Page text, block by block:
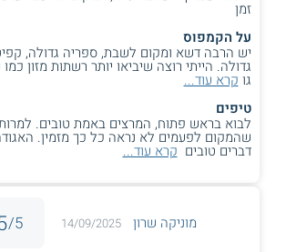
לאנשי כוחות הביטחון שברצונם להשתלב
הפרישה מצה"ל, תכנית "תמורות" ללמידה
מעורבות ואקטיביזם, תכנית "שח"ף" ללמידה
כמו כן, המכללה האקדמית ע"ש קיי משמשת
לאלפי מורים וגננות מבאר שבע ומסביבתה,
הסמכה למורים בפועל.
במכללה מציעים גם מכינה קדם אקדמית
** לתשומת לבך נכונות המידע
זמן
על הקמפוס
יש הרבה דשא ומקום לשבת, ספריה גדולה,
גדולה. הייתי רוצה שיביאו יותר רשתות מזון
גו קרא עוד...
טיפים
לבוא בראש פתוח, המרצים באמת טובים.
שהמקום לפעמים לא נראה כל כך מזמין.
דברים טובים קרא עוד...
מוניקה שרון 14/09/2025
5/